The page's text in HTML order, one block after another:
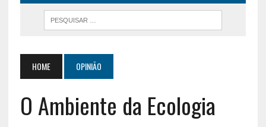
HOME OPINIÃO
O Ambiente da Ecologia